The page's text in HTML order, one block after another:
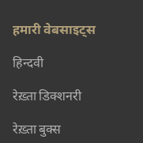
हमारी वेबसाइट्स
हिन्दवी
रेख़्ता डिक्शनरी
रेख़्ता बुक्स